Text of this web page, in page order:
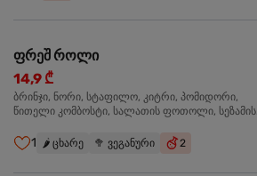
ფრეშ როლი
14,9 ₾
ბრინჯი, ნორი, სტაფილო, კიტრი, პომიდორი,
წითელი კომბოსტი, სალათის ფოთოლი, სეზამის
1 🌶️ ცხარე 🥦 ვეგანური 2